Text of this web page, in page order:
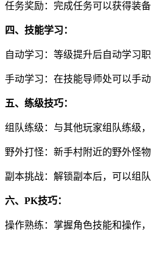
任务奖励：完成任务可以获得装
四、技能学习：
自动学习：等级提升后自动学习
手动学习：在技能导师处可以手
五、练级技巧：
组队练级：与其他玩家组队练级
野外打怪：新手村附近的野外怪
副本挑战：解锁副本后，可以组
六、PK技巧：
操作熟练：掌握角色技能和操作，